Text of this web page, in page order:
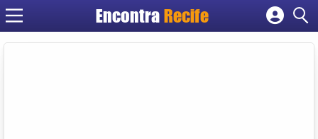
Encontra Recife
Cadastrar empresa